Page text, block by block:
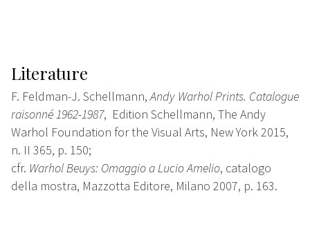
Literature
F. Feldman-J. Schellmann,Andy Warhol Prints. Catalogue
raisonné 1962-1987, Edition Schellmann, The Andy
Warhol Foundation for the Visual Arts, New York 2015,
n. II 365, p. 150;
cfr. Warhol Beuys: Omaggio a Lucio Amelio, catalogo
della mostra, Mazzotta Editore, Milano 2007, p. 163.